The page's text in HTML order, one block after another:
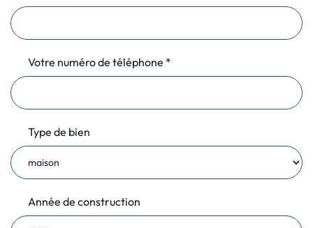
Votre numéro de téléphone *
Type de bien
Année de construction